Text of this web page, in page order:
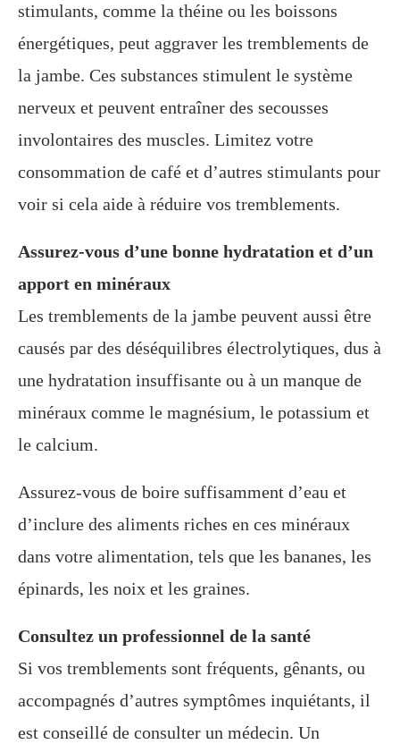
stimulants, comme la théine ou les boissons
énergétiques, peut aggraver les tremblements de
la jambe. Ces substances stimulent le système
nerveux et peuvent entraîner des secousses
involontaires des muscles. Limitez votre
consommation de café et d’autres stimulants pour
voir si cela aide à réduire vos tremblements.
Assurez-vous d’une bonne hydratation et d’un
apport en minéraux
Les tremblements de la jambe peuvent aussi être
causés par des déséquilibres électrolytiques, dus à
une hydratation insuffisante ou à un manque de
minéraux comme le magnésium, le potassium et
le calcium.
Assurez-vous de boire suffisamment d’eau et
d’inclure des aliments riches en ces minéraux
dans votre alimentation, tels que les bananes, les
épinards, les noix et les graines.
Consultez un professionnel de la santé
Si vos tremblements sont fréquents, gênants, ou
accompagnés d’autres symptômes inquiétants, il
est conseillé de consulter un médecin. Un